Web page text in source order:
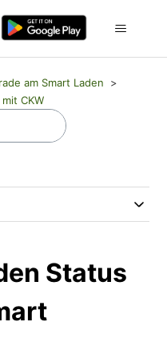
am Smart Laden
CKW
Status